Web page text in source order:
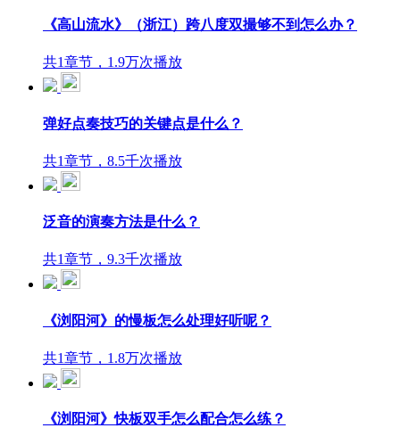
《高山流水》（浙江）跨八度双撮够不到怎么办？
共1章节，1.9万次播放
弹好点奏技巧的关键点是什么？
共1章节，8.5千次播放
泛音的演奏方法是什么？
共1章节，9.3千次播放
《浏阳河》的慢板怎么处理好听呢？
共1章节，1.8万次播放
《浏阳河》快板双手怎么配合怎么练？